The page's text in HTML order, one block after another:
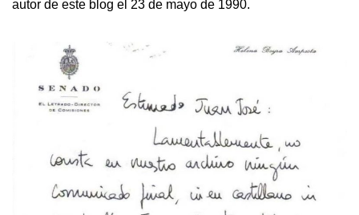
autor de este blog el 23 de mayo de 1990.